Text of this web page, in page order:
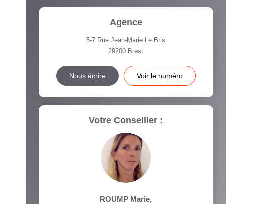
Agence
5-7 Rue Jean-Marie Le Bris
29200 Brest
Nous écrire Voir le numéro
Votre Conseiller :
ROUMP Marie,